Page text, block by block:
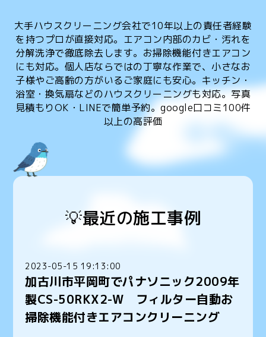
大手ハウスクリーニング会社で10年以上の責任者経験
を持つプロが直接対応。エアコン内部のカビ・汚れを
分解洗浄で徹底除去します。お掃除機能付きエアコン
にも対応。個人店ならではの丁寧な作業で、小さなお
子様やご高齢の方がいるご家庭にも安心。キッチン・
浴室・換気扇などのハウスクリーニングも対応。写真
見積もりOK・LINEで簡単予約。google口コミ100件
以上の高評価
💡最近の施工事例
2023-05-15 19:13:00
加古川市平岡町でパナソニック2009年
製CS-50RKX2-W フィルター自動お
掃除機能付きエアコンクリーニング